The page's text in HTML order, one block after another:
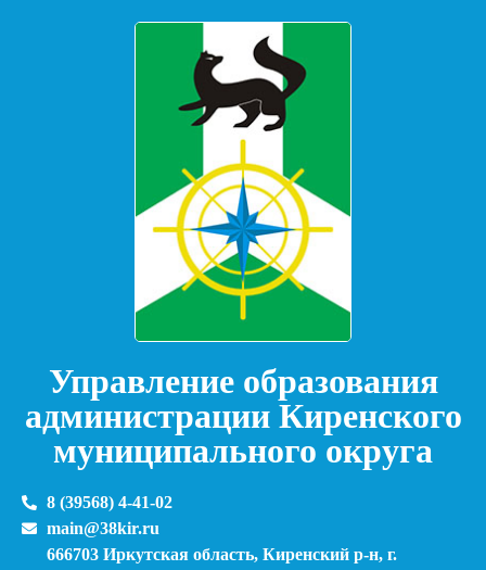
Управление образования
администрации Киренского
муниципального округа
8 (39568) 4-41-02
main@38kir.ru
666703 Иркутская область, Киренский р-н, г.